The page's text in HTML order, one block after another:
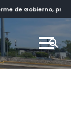
de Gobierno,